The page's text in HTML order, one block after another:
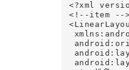
<?xml
<!--item --